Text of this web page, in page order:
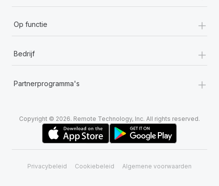
Op functie +
Bedrijf +
Partnerprogramma's +
Copyright © 2026. Remote Technology, Inc. All rights reserved.
Privacybeleid Cookiebeleid Algemene voorwaarden